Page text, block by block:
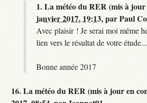
1.La météo du RER (mis à
janvier 2017, 19:13,parPaul
Avec plaisir ! Je serai moi même
lien vers le résultat de votre étude...
Bonne année 2017
16.La météo du RER (mis à jour en